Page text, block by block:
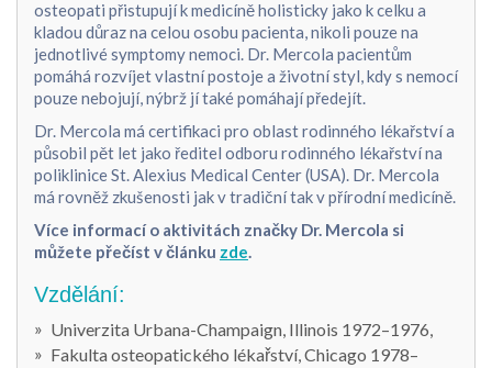
osteopati přistupují k medicíně holisticky jako k celku a
kladou důraz na celou osobu pacienta, nikoli pouze na
jednotlivé symptomy nemoci. Dr. Mercola pacientům
pomáhá rozvíjet vlastní postoje a životní styl, kdy s nemocí
pouze nebojují, nýbrž jí také pomáhají předejít.
Dr. Mercola má certifikaci pro oblast rodinného lékařství a
působil pět let jako ředitel odboru rodinného lékařství na
poliklinice St. Alexius Medical Center (USA). Dr. Mercola
má rovněž zkušenosti jak v tradiční tak v přírodní medicíně.
Více informací o aktivitách značky Dr. Mercola si
můžete přečíst v článku zde.
Vzdělání:
Univerzita Urbana-Champaign, Illinois 1972–1976,
Fakulta osteopatického lékařství, Chicago 1978–